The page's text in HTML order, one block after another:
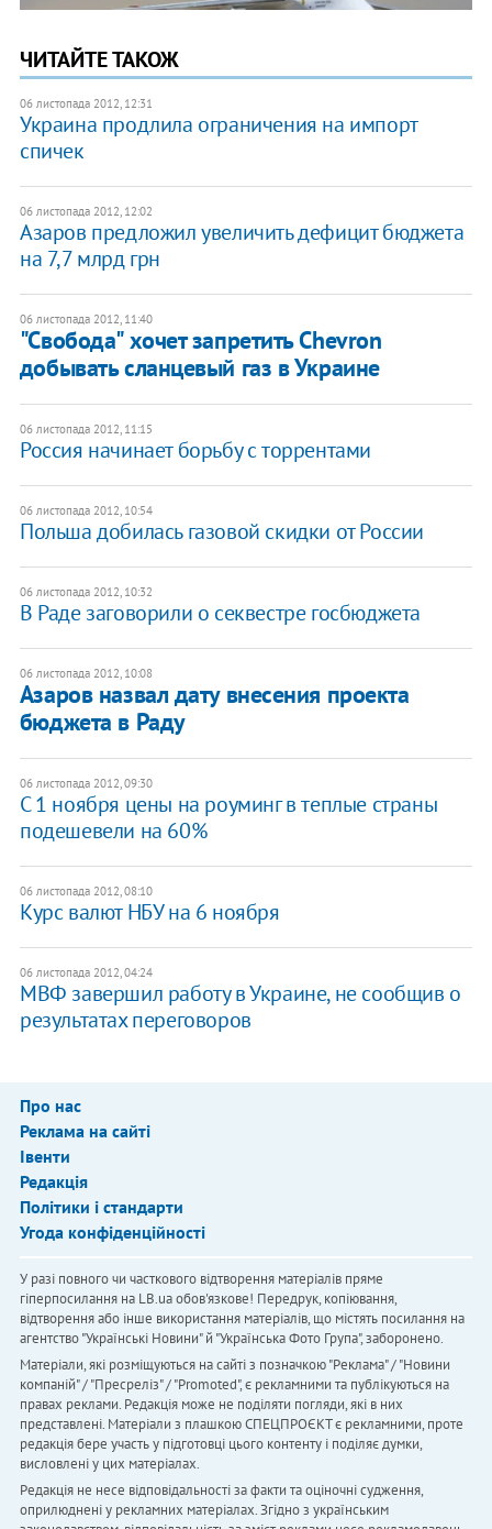
ЧИТАЙТЕ ТАКОЖ
06 листопада 2012, 12:31
Украина продлила ограничения на импорт
спичек
06 листопада 2012, 12:02
Азаров предложил увеличить дефицит бюджета
на 7,7 млрд грн
06 листопада 2012, 11:40
"Свобода" хочет запретить Chevron
добывать сланцевый газ в Украине
06 листопада 2012, 11:15
Россия начинает борьбу с торрентами
06 листопада 2012, 10:54
Польша добилась газовой скидки от России
06 листопада 2012, 10:32
В Раде заговорили о секвестре госбюджета
06 листопада 2012, 10:08
Азаров назвал дату внесения проекта
бюджета в Раду
06 листопада 2012, 09:30
C 1 ноября цены на роуминг в теплые страны
подешевели на 60%
06 листопада 2012, 08:10
Курс валют НБУ на 6 ноября
06 листопада 2012, 04:24
МВФ завершил работу в Украине, не сообщив о
результатах переговоров
Про нас
Реклама на сайті
Івенти
Редакція
Політики і стандарти
Угода конфіденційності
У разі повного чи часткового відтворення матеріалів пряме
гіперпосилання на LB.ua обов'язкове! Передрук, копіювання,
відтворення або інше використання матеріалів, що містять посилання на
агентство "Українськi Новини" й "Українська Фото Група", заборонено.
Матеріали, які розміщуються на сайті з позначкою "Реклама" / "Новини
компаній" / "Пресреліз" / "Promoted", є рекламними та публікуються на
правах реклами. Редакція може не поділяти погляди, які в них
представлені. Матеріали з плашкою СПЕЦПРОЄКТ є рекламними, проте
редакція бере участь у підготовці цього контенту і поділяє думки,
висловлені у цих матеріалах.
Редакція не несе відповідальності за факти та оціночні судження,
оприлюднені у рекламних матеріалах. Згідно з українським